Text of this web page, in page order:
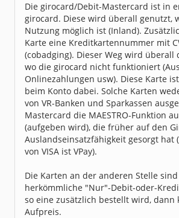
Die girocard/Debit-Mastercard ist in
girocard. Diese wird überall genutzt,
Nutzung möglich ist (Inland).
Karte eine Kreditkartennummer mit
(cobadging). Dieser Weg wird überall
wo die girocard nicht funktioniert
Onlinezahlungen usw). Diese Karte
beim Konto dabei. Solche Karten
von VR-Banken und Sparkassen
Mastercard die MAESTRO-Funktion
(aufgeben wird), die früher auf den
Auslandseinsatzfähigkeit gesorgt hat
von VISA ist VPay).
Die Karten an der anderen Stelle
herkömmliche "Nur"-Debit-oder-
so eine zusätzlich bestellt wird, dann
Aufpreis.